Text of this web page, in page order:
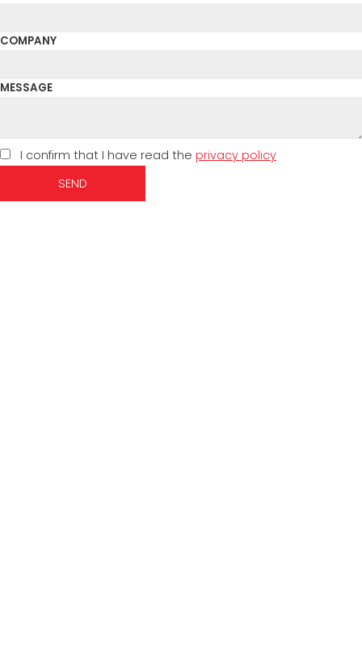
COMPANY
MESSAGE
I confirm that I have read the privacy policy
SEND